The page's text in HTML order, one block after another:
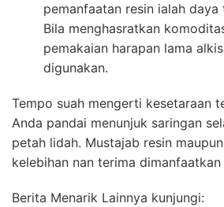
pemanfaatan resin ialah
Bila menghasratkan
pemakaian harapan lama
digunakan.
Tempo suah mengerti kesetaraan
Anda pandai menunjuk saringan
petah lidah. Mustajab resin
kelebihan nan terima
Berita Menarik Lainnya kunjungi: